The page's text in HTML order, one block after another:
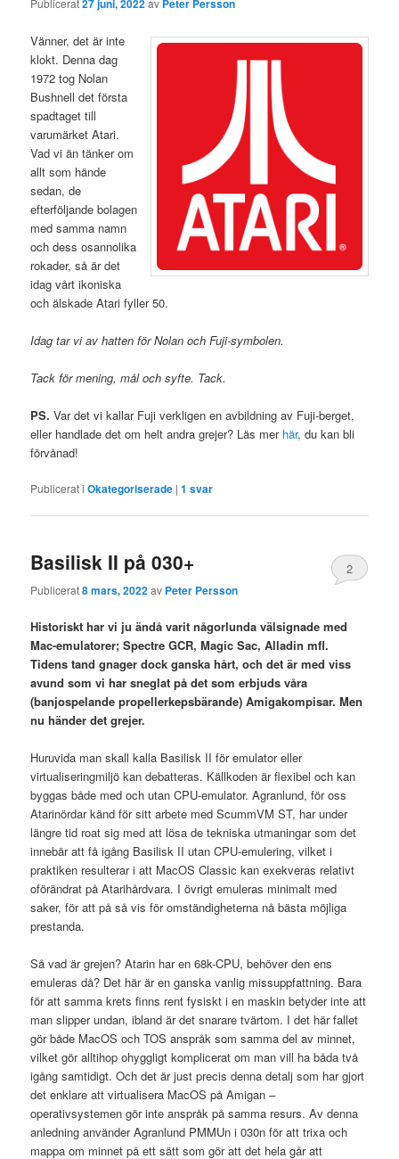
Publicerat27 juni, 2022av Peter Persson
Vänner, det är inte
klokt. Denna dag
1972 tog Nolan
Bushnell det första
spadtaget till
varumärket Atari.
Vad vi än tänker om
allt som hände
sedan, de
efterföljande bolagen
med samma namn
och dess osannolika
rokader, så är det
idag vårt ikoniska
och älskade Atari fyller 50.
Idag tar vi av hatten för Nolan och Fuji-symbolen.
Tack för mening, mål och syfte. Tack.
PS.Var det vi kallar Fuji verkligen en avbildning av Fuji-berget,
eller handlade det om helt andra grejer? Läs mer här, du kan bli
förvånad!
Publicerat i Okategoriserade |1 svar
Basilisk II på 030+
Publicerat8 mars, 2022av Peter Persson
2
Historiskt har vi ju ändå varit någorlunda välsignade med
Mac-emulatorer; Spectre GCR, Magic Sac, Alladin mfl.
Tidens tand gnager dock ganska hårt, och det är med viss
avund som vi har sneglat på det som erbjuds våra
(banjospelande propellerkepsbärande) Amigakompisar. Men
nu händer det grejer.
Huruvida man skall kalla Basilisk II för emulator eller
virtualiseringmiljö kan debatteras. Källkoden är flexibel och kan
byggas både med och utan CPU-emulator. Agranlund, för oss
Atarinördar känd för sitt arbete med ScummVM ST, har under
längre tid roat sig med att lösa de tekniska utmaningar som det
innebär att få igång Basilisk II utan CPU-emulering, vilket i
praktiken resulterar i att MacOS Classic kan exekveras relativt
oförändrat på Atarihårdvara. I övrigt emuleras minimalt med
saker, för att på så vis för omständigheterna nå bästa möjliga
prestanda.
Så vad är grejen? Atarin har en 68k-CPU, behöver den ens
emuleras då? Det här är en ganska vanlig missuppfattning. Bara
för att samma krets finns rent fysiskt i en maskin betyder inte att
man slipper undan, ibland är det snarare tvärtom. I det här fallet
gör både MacOS och TOS anspråk som samma del av minnet,
vilket gör alltihop ohyggligt komplicerat om man vill ha båda två
igång samtidigt. Och det är just precis denna detalj som har gjort
det enklare att virtualisera MacOS på Amigan –
operativsystemen gör inte anspråk på samma resurs. Av denna
anledning använder Agranlund PMMUn i 030n för att trixa och
mappa om minnet på ett sätt som gör att det hela går att